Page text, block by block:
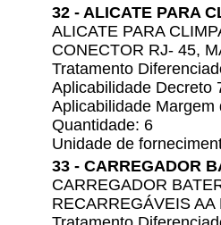
32 - ALICATE PARA
ALICATE PARA
CONECTOR RJ- 45,
Tratamento
Aplicabilidade Decreto
Aplicabilidade
Quantidade: 6
Unidade de
33 - CARREGADOR
CARREGADOR
RECARREGÁVEIS AA